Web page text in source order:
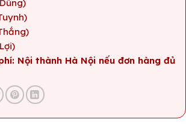
Nội thành Hà Nội nếu đơn hàng đủ